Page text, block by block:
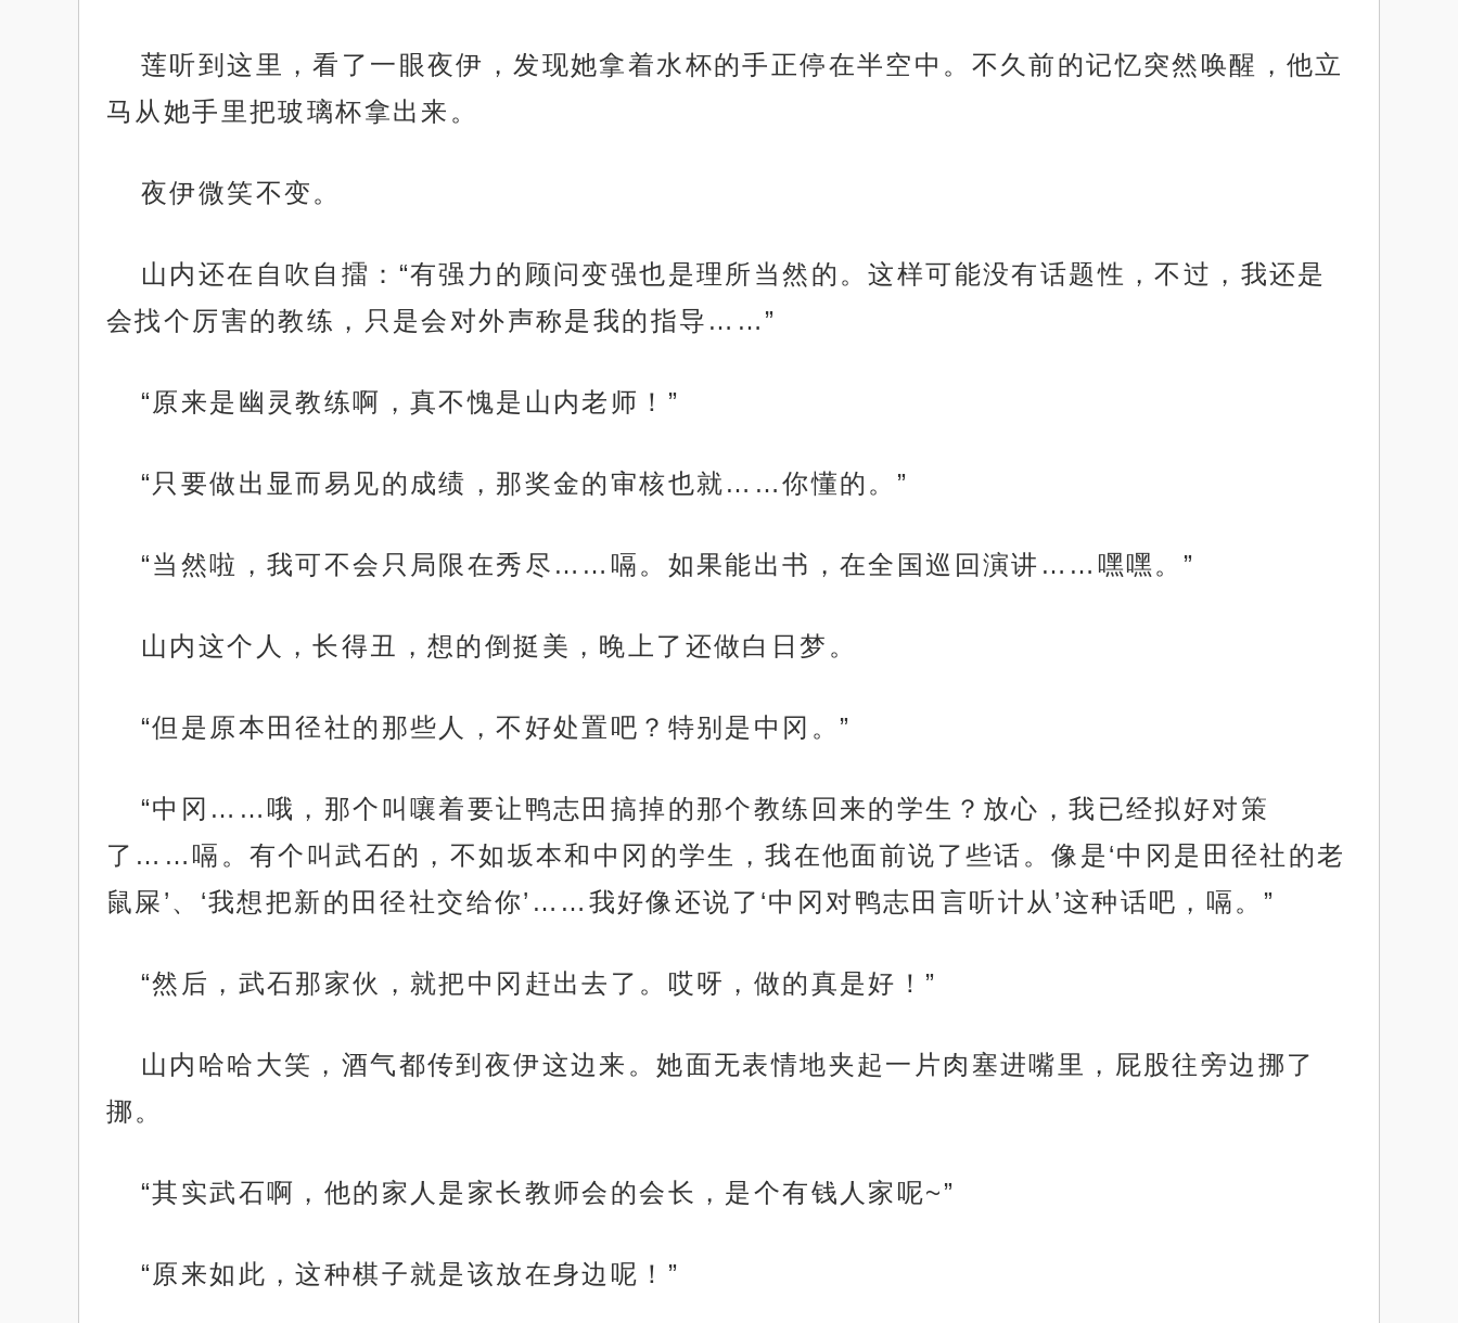
莲听到这里，看了一眼夜伊，发现她拿着水杯的手正停在半空中。不久前的记忆突然唤醒，他立
马从她手里把玻璃杯拿出来。
夜伊微笑不变。
山内还在自吹自擂：“有强力的顾问变强也是理所当然的。这样可能没有话题性，不过，我还是
会找个厉害的教练，只是会对外声称是我的指导……”
“原来是幽灵教练啊，真不愧是山内老师！”
“只要做出显而易见的成绩，那奖金的审核也就……你懂的。”
“当然啦，我可不会只局限在秀尽……嗝。如果能出书，在全国巡回演讲……嘿嘿。”
山内这个人，长得丑，想的倒挺美，晚上了还做白日梦。
“但是原本田径社的那些人，不好处置吧？特别是中冈。”
“中冈……哦，那个叫嚷着要让鸭志田搞掉的那个教练回来的学生？放心，我已经拟好对策
了……嗝。有个叫武石的，不如坂本和中冈的学生，我在他面前说了些话。像是‘中冈是田径社的老
鼠屎’、‘我想把新的田径社交给你’……我好像还说了‘中冈对鸭志田言听计从’这种话吧，嗝。”
“然后，武石那家伙，就把中冈赶出去了。哎呀，做的真是好！”
山内哈哈大笑，酒气都传到夜伊这边来。她面无表情地夹起一片肉塞进嘴里，屁股往旁边挪了
挪。
“其实武石啊，他的家人是家长教师会的会长，是个有钱人家呢~”
“原来如此，这种棋子就是该放在身边呢！”